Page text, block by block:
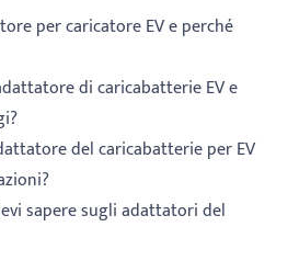
per caricatore EV e perché
di caricabatterie EV e
del caricabatterie per EV
sapere sugli adattatori del